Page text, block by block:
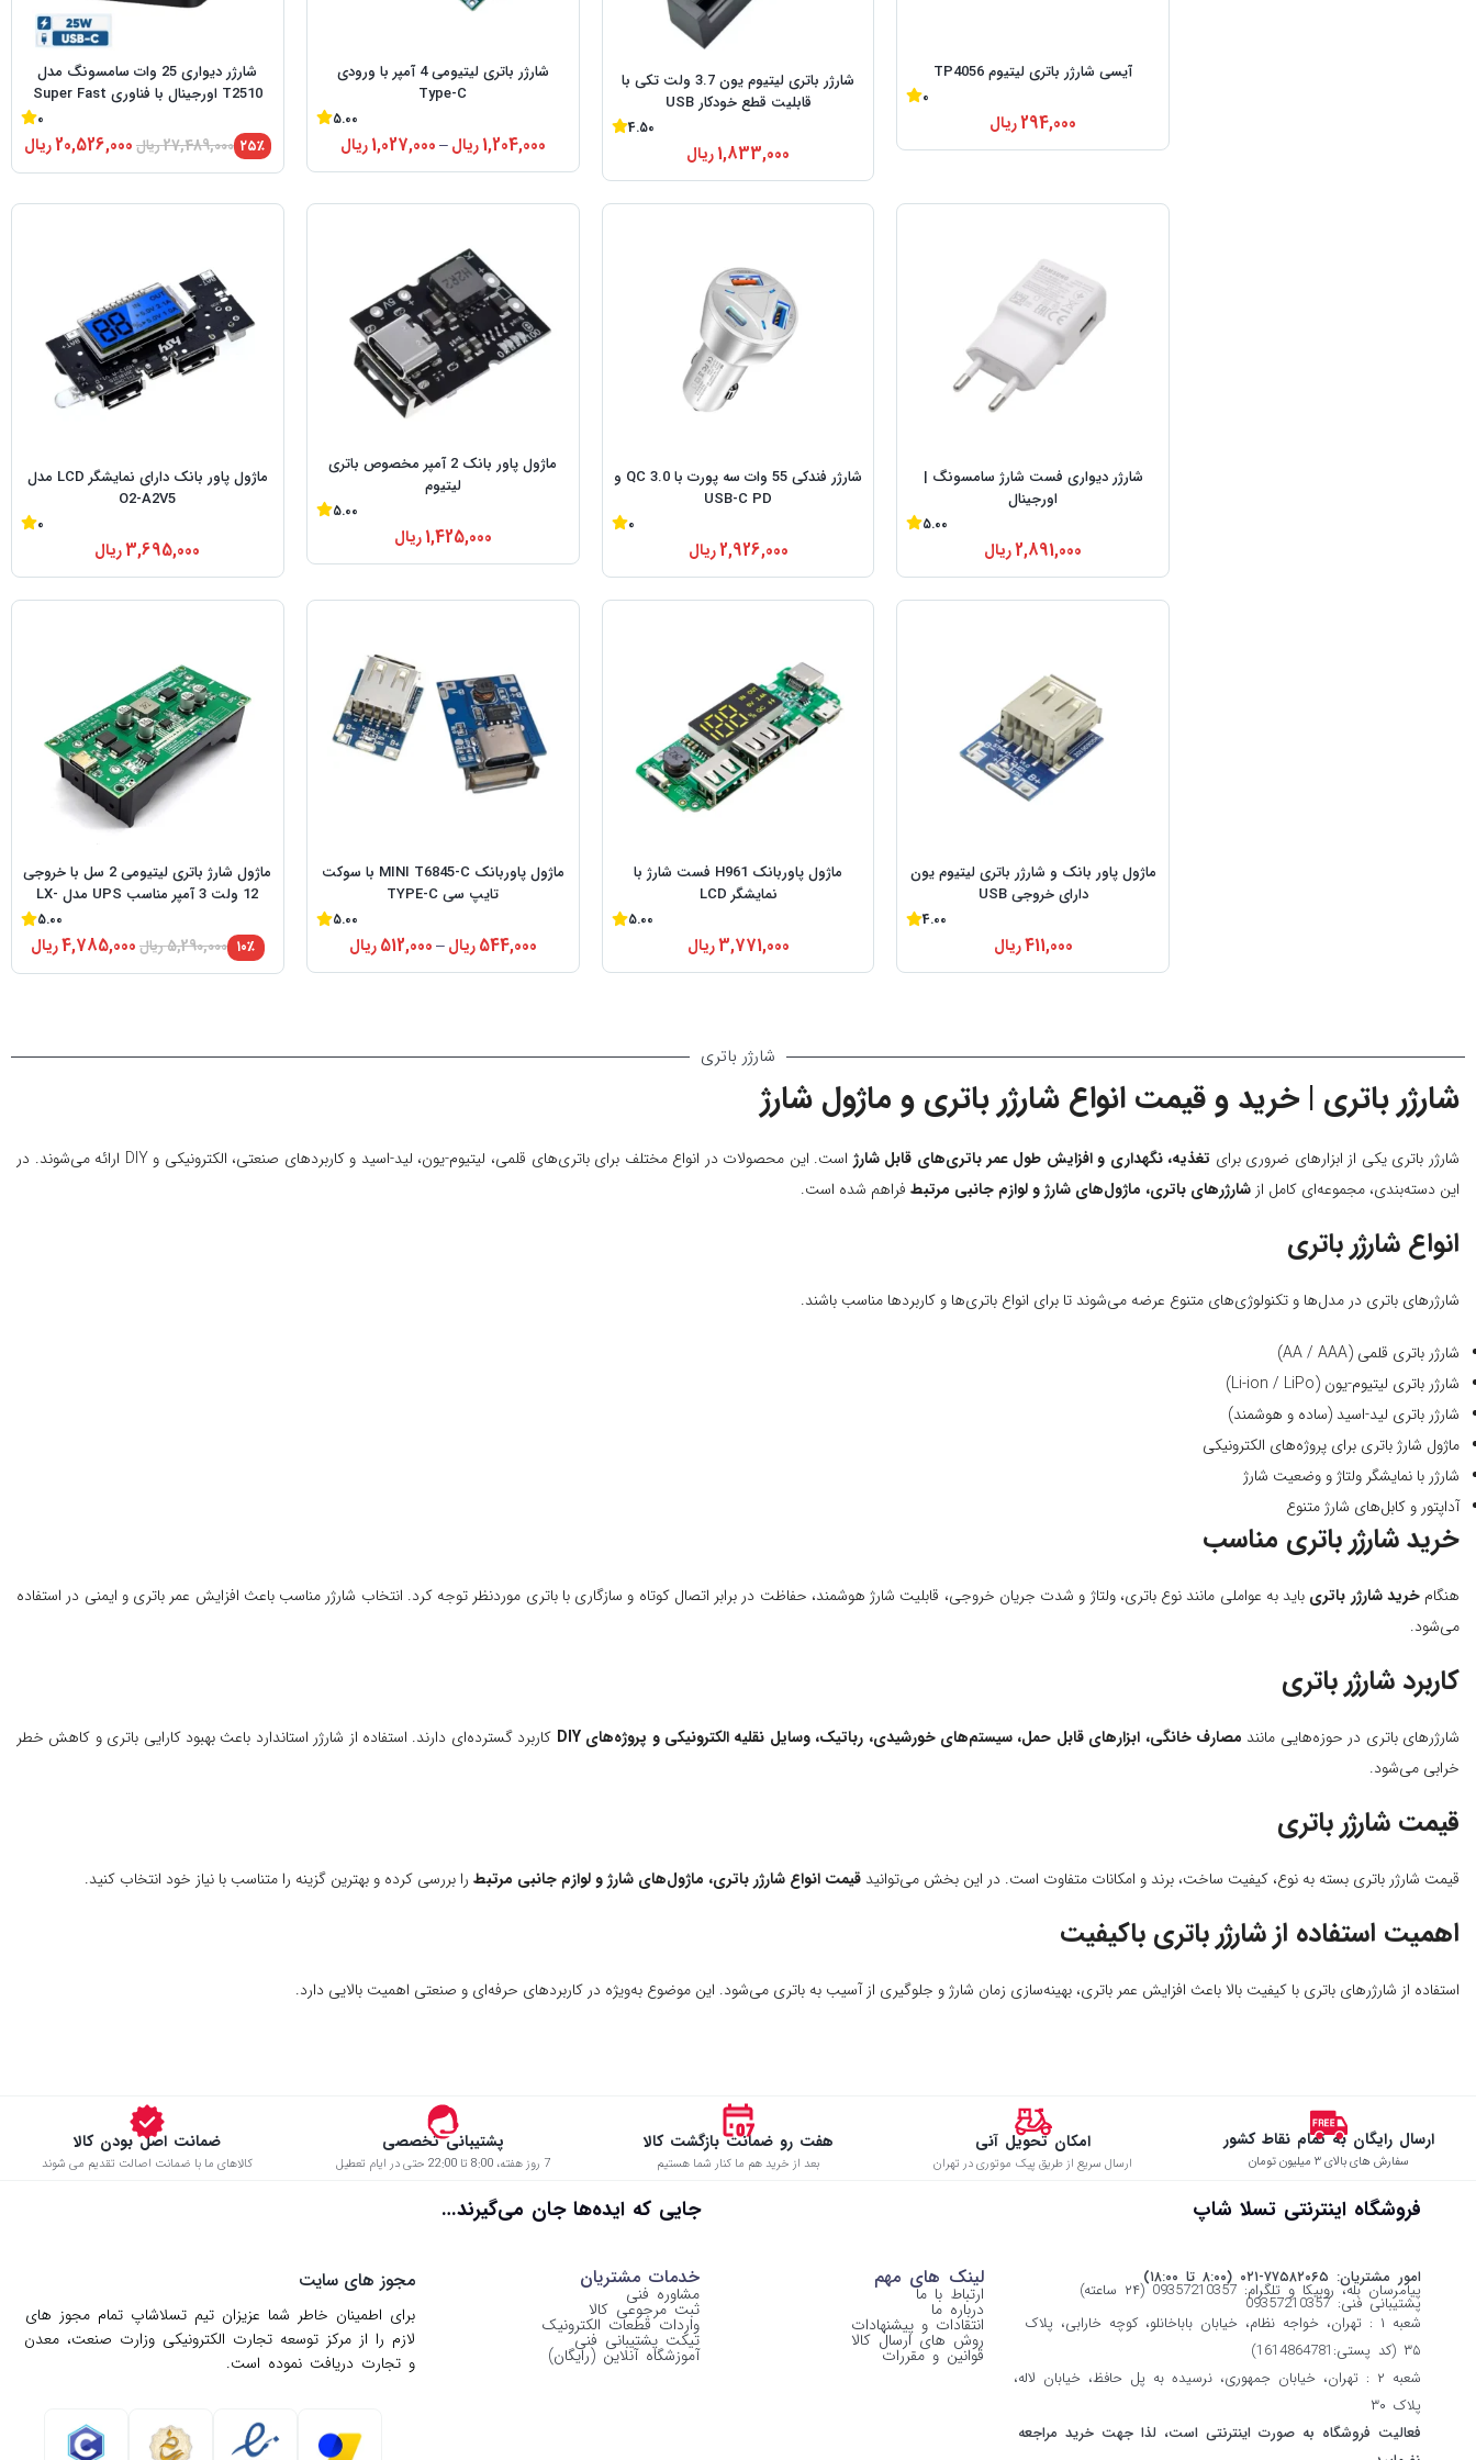
آیسی شارژر باتری لیتیوم TP4056
0
294,000ریال
شارژر باتری لیتیوم یون 3.7 ولت تکی با
قابلیت قطع خودکار USB
4.50
1,833,000ریال
شارژر باتری لیتیومی 4 آمپر با ورودی
Type-C
5.00
1,204,000ریال–
1,027,000ریال
شارژر دیواری 25 وات سامسونگ مدل
T2510 اورجینال با فناوری Super Fast
0
27,489,000ریال20,526,000ریال ۲۵٪
شارژر دیواری فست شارژ سامسونگ |
اورجینال
5.00
2,891,000ریال
شارژر فندکی 55 وات سه پورت با QC 3.0 و
USB-C PD
0
2,926,000ریال
ماژول پاور بانک 2 آمپر مخصوص باتری
لیتیوم
5.00
1,425,000ریال
ماژول پاور بانک دارای نمایشگر LCD مدل
O2-A2V5
0
3,695,000ریال
ماژول پاور بانک و شارژر باتری لیتیوم یون
دارای خروجی USB
4.00
411,000ریال
ماژول پاوربانک H961 فست شارژ با
نمایشگر LCD
5.00
3,771,000ریال
ماژول پاوربانک MINI T6845-C با سوکت
تایپ سی TYPE-C
5.00
544,000ریال–
512,000ریال
ماژول شارژ باتری لیتیومی 2 سل با خروجی
12 ولت 3 آمپر مناسب UPS مدل LX-
5.00
5,290,000ریال4,785,000ریال ۱۰٪
شارژر باتری
شارژر باتری | خرید و قیمت انواع شارژر باتری و ماژول شارژ
شارژر باتری یکی از ابزارهای ضروری برای تغذیه، نگهداری و افزایش طول عمر باتری‌های قابل شارژ
است. این محصولات در انواع مختلف برای باتری‌های قلمی، لیتیوم-یون، لید-اسید و کاربردهای صنعتی، الکترونیکی و DIY ارائه می‌شوند. در
این دسته‌بندی، مجموعه‌ای کامل ازشارژرهای باتری، ماژول‌های شارژ و لوازم جانبی مرتبط فراهم شده است.
انواع شارژر باتری
شارژرهای باتری در مدل‌ها و تکنولوژی‌های متنوع عرضه می‌شوند تا برای انواع باتری‌ها و کاربردها مناسب باشند.
شارژر باتری قلمی (AA / AAA)
شارژر باتری لیتیوم-یون (Li-ion / LiPo)
شارژر باتری لید-اسید (ساده و هوشمند)
ماژول شارژ باتری برای پروژه‌های الکترونیکی
شارژر با نمایشگر ولتاژ و وضعیت شارژ
آداپتور و کابل‌های شارژ متنوع
خرید شارژر باتری مناسب
هنگامخرید شارژر باتری باید به عواملی مانند نوع باتری، ولتاژ و شدت جریان خروجی، قابلیت شارژ هوشمند، حفاظت در برابر اتصال کوتاه و سازگاری با باتری موردنظر توجه کرد. انتخاب شارژر مناسب باعث افزایش عمر باتری و ایمنی در استفاده
می‌شود.
کاربرد شارژر باتری
شارژرهای باتری در حوزه‌هایی مانند مصارف خانگی، ابزارهای قابل حمل، سیستم‌های خورشیدی، رباتیک، وسایل نقلیه الکترونیکی و پروژه‌های DIY
کاربرد گسترده‌ای دارند. استفاده از شارژر استاندارد باعث بهبود کارایی باتری و کاهش خطر
خرابی می‌شود.
قیمت شارژر باتری
قیمت شارژر باتری بسته به نوع، کیفیت ساخت، برند و امکانات متفاوت است. در این بخش می‌توانید قیمت انواع شارژر باتری، ماژول‌های شارژ و لوازم جانبی مرتبط را بررسی کرده و بهترین گزینه را متناسب با نیاز خود انتخاب کنید.
اهمیت استفاده از شارژر باتری باکیفیت
استفاده از شارژرهای باتری با کیفیت بالا باعث افزایش عمر باتری، بهینه‌سازی زمان شارژ و جلوگیری از آسیب به باتری می‌شود. این موضوع به‌ویژه در کاربردهای حرفه‌ای و صنعتی اهمیت بالایی دارد.
ارسال رایگان به تمام نقاط کشور
سفارش های بالای ۳ میلیون تومان
امکان تحویل آنی
ارسال سریع از طریق پیک موتوری در تهران
هفت رو ضمانت بازگشت کالا
بعد از خرید هم ما کنار شما هستیم
پشتیبانی تخصصی
7 روز هفته، 8:00 تا 22:00 حتی در ایام تعطیل
ضمانت اصل بودن کالا
کالاهای ما با ضمانت اصالت تقدیم می شوند
فروشگاه اینترنتی تسلا شاپ جایی که ایده‌ها جان می‌گیرند…
امور مشتریان: ۷۷۵۸۲۰۶۵-۰۲۱ (۸:۰۰ تا ۱۸:۰۰)
پیامرسان بله، روبیکا و تلگرام: 09357210357 (۲۴ ساعته)
پشتیبانی فنی: 09357210357
شعبه ۱ : تهران، خواجه نظام، خیابان باباخانلو، کوچه خارابی، پلاک
۳۵ (کد پستی:1614864781)
شعبه ۲ : تهران، خیابان جمهوری، نرسیده به پل حافظ، خیابان لاله،
پلاک ۳۰
فعالیت فروشگاه به صورت اینترنتی است، لذا جهت خرید مراجعه
لینک های مهم
ارتباط با ما
درباره ما
انتقادات و پیشنهادات
روش های ارسال کالا
قوانین و مقررات
خدمات مشتریان
مشاوره فنی
ثبت مرجوعی کالا
واردات قطعات الکترونیک
تیکت پشتیبانی فنی
آموزشگاه آنلاین (رایگان)
مجوز های سایت
برای اطمینان خاطر شما عزیزان تیم تسلاشاپ تمام مجوز های
لازم را از مركز توسعه تجارت الكترونیكی وزارت صنعت، معدن
و تجارت دریافت نموده است.